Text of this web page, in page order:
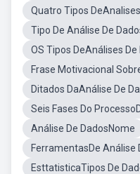
Quatro Tipos
Tipo De Análise De
OS Tipos DeAnálises De
Frase Motivacional
Ditados DaAnálise De
Seis Fases Do
Análise De DadosNome
FerramentasDe Análise
EsttatisticaTipos De